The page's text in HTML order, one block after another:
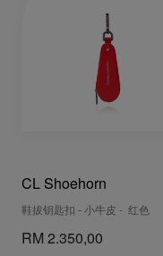
CL Shoehorn
鞋拔钥匙扣 - 小牛皮 - 红色
RM 2.350,00